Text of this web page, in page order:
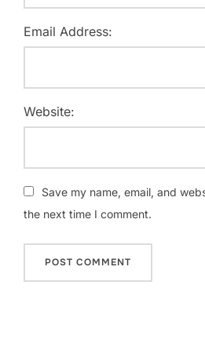
Email Address:
Website:
Save my name, email, and
the next time I comment.